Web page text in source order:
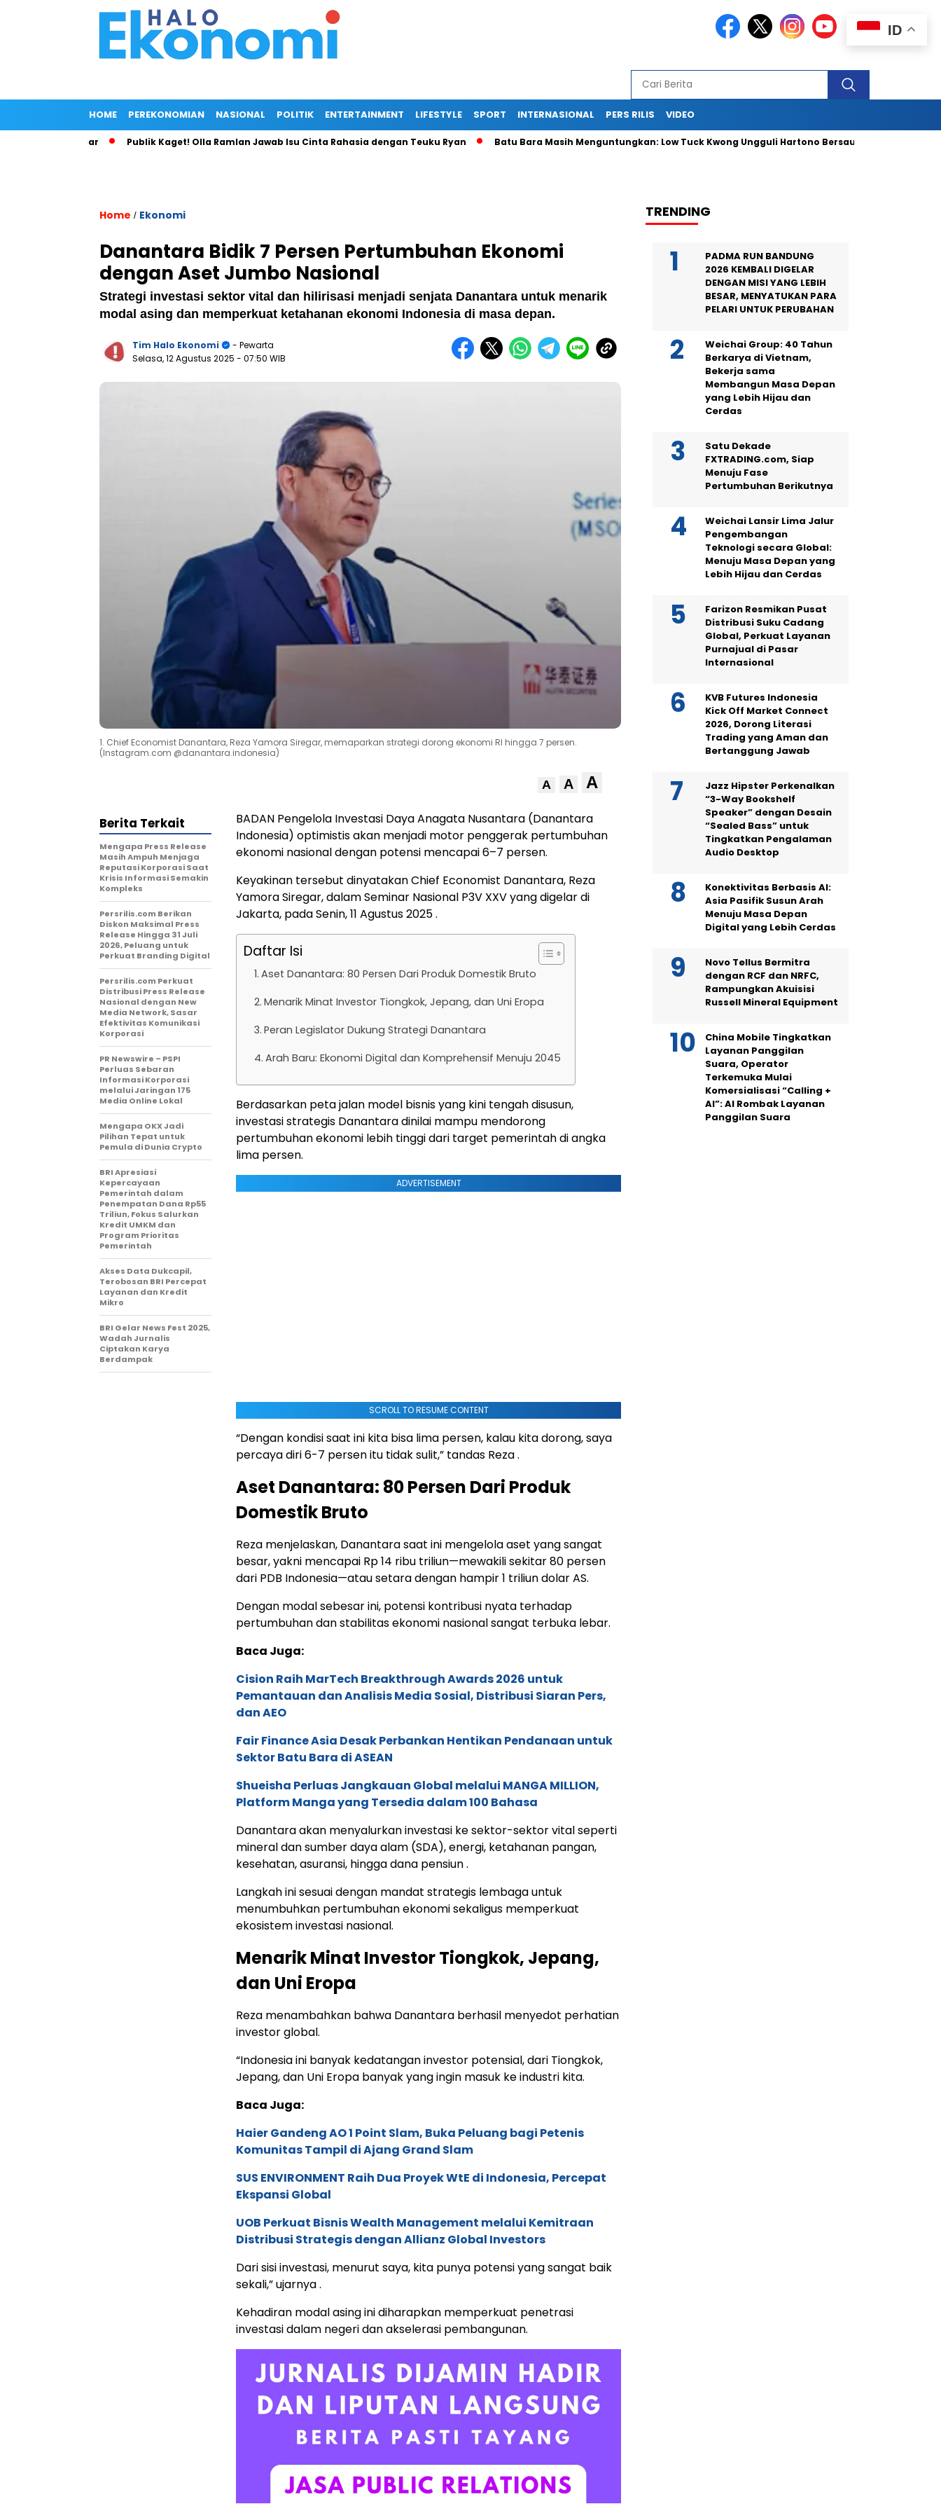
HOME PEREKONOMIAN NASIONAL POLITIK ENTERTAINMENT LIFESTYLE SPORT INTERNASIONAL PERS RILIS VIDEO
Publik Kaget! Olla Ramlan Jawab Isu Cinta Rahasia dengan Teuku Ryan Batu Bara Masih Menguntungkan: Low Tuck Kwong Ungguli Hartono Bersaudara
Home / Ekonomi
Danantara Bidik 7 Persen Pertumbuhan Ekonomi
dengan Aset Jumbo Nasional
Strategi investasi sektor vital dan hilirisasi menjadi senjata Danantara untuk menarik
modal asing dan memperkuat ketahanan ekonomi Indonesia di masa depan.
Tim Halo Ekonomi
- Pewarta
Selasa, 12 Agustus 2025 - 07:50 WIB
1. Chief Economist Danantara, Reza Yamora Siregar, memaparkan strategi dorong ekonomi RI hingga 7 persen.
(Instagram.com @danantara.indonesia)
A A A
BADAN Pengelola Investasi Daya Anagata Nusantara (Danantara
Indonesia) optimistis akan menjadi motor penggerak pertumbuhan
ekonomi nasional dengan potensi mencapai 6–7 persen.
Keyakinan tersebut dinyatakan Chief Economist Danantara, Reza
Yamora Siregar, dalam Seminar Nasional P3V XXV yang digelar di
Jakarta, pada Senin, 11 Agustus 2025 .
Daftar Isi
Aset Danantara: 80 Persen Dari Produk Domestik Bruto
Menarik Minat Investor Tiongkok, Jepang, dan Uni Eropa
Peran Legislator Dukung Strategi Danantara
Arah Baru: Ekonomi Digital dan Komprehensif Menuju 2045
Berdasarkan peta jalan model bisnis yang kini tengah disusun,
investasi strategis Danantara dinilai mampu mendorong
pertumbuhan ekonomi lebih tinggi dari target pemerintah di angka
lima persen.
ADVERTISEMENT
SCROLL TO RESUME CONTENT
“Dengan kondisi saat ini kita bisa lima persen, kalau kita dorong, saya
percaya diri 6-7 persen itu tidak sulit,” tandas Reza .
Aset Danantara: 80 Persen Dari Produk
Domestik Bruto
Reza menjelaskan, Danantara saat ini mengelola aset yang sangat
besar, yakni mencapai Rp 14 ribu triliun—mewakili sekitar 80 persen
dari PDB Indonesia—atau setara dengan hampir 1 triliun dolar AS.
Dengan modal sebesar ini, potensi kontribusi nyata terhadap
pertumbuhan dan stabilitas ekonomi nasional sangat terbuka lebar.
Baca Juga:
Cision Raih MarTech Breakthrough Awards 2026 untuk
Pemantauan dan Analisis Media Sosial, Distribusi Siaran Pers,
dan AEO
Fair Finance Asia Desak Perbankan Hentikan Pendanaan untuk
Sektor Batu Bara di ASEAN
Shueisha Perluas Jangkauan Global melalui MANGA MILLION,
Platform Manga yang Tersedia dalam 100 Bahasa
Danantara akan menyalurkan investasi ke sektor-sektor vital seperti
mineral dan sumber daya alam (SDA), energi, ketahanan pangan,
kesehatan, asuransi, hingga dana pensiun .
Langkah ini sesuai dengan mandat strategis lembaga untuk
menumbuhkan pertumbuhan ekonomi sekaligus memperkuat
ekosistem investasi nasional.
Menarik Minat Investor Tiongkok, Jepang,
dan Uni Eropa
Reza menambahkan bahwa Danantara berhasil menyedot perhatian
investor global.
“Indonesia ini banyak kedatangan investor potensial, dari Tiongkok,
Jepang, dan Uni Eropa banyak yang ingin masuk ke industri kita.
Baca Juga:
Haier Gandeng AO 1 Point Slam, Buka Peluang bagi Petenis
Komunitas Tampil di Ajang Grand Slam
SUS ENVIRONMENT Raih Dua Proyek WtE di Indonesia, Percepat
Ekspansi Global
UOB Perkuat Bisnis Wealth Management melalui Kemitraan
Distribusi Strategis dengan Allianz Global Investors
Dari sisi investasi, menurut saya, kita punya potensi yang sangat baik
sekali,” ujarnya .
Kehadiran modal asing ini diharapkan memperkuat penetrasi
investasi dalam negeri dan akselerasi pembangunan.
Berita Terkait
Mengapa Press Release
Masih Ampuh Menjaga
Reputasi Korporasi Saat
Krisis Informasi Semakin
Kompleks
Persrilis.com Berikan
Diskon Maksimal Press
Release Hingga 31 Juli
2026, Peluang untuk
Perkuat Branding Digital
Persrilis.com Perkuat
Distribusi Press Release
Nasional dengan New
Media Network, Sasar
Efektivitas Komunikasi
Korporasi
PR Newswire – PSPI
Perluas Sebaran
Informasi Korporasi
melalui Jaringan 175
Media Online Lokal
Mengapa OKX Jadi
Pilihan Tepat untuk
Pemula di Dunia Crypto
BRI Apresiasi
Kepercayaan
Pemerintah dalam
Penempatan Dana Rp55
Triliun, Fokus Salurkan
Kredit UMKM dan
Program Prioritas
Pemerintah
Akses Data Dukcapil,
Terobosan BRI Percepat
Layanan dan Kredit
Mikro
BRI Gelar News Fest 2025,
Wadah Jurnalis
Ciptakan Karya
Berdampak
TRENDING
PADMA RUN BANDUNG
2026 KEMBALI DIGELAR
DENGAN MISI YANG LEBIH
BESAR, MENYATUKAN PARA
PELARI UNTUK PERUBAHAN
Weichai Group: 40 Tahun
Berkarya di Vietnam,
Bekerja sama
Membangun Masa Depan
yang Lebih Hijau dan
Cerdas
Satu Dekade
FXTRADING.com, Siap
Menuju Fase
Pertumbuhan Berikutnya
Weichai Lansir Lima Jalur
Pengembangan
Teknologi secara Global:
Menuju Masa Depan yang
Lebih Hijau dan Cerdas
Farizon Resmikan Pusat
Distribusi Suku Cadang
Global, Perkuat Layanan
Purnajual di Pasar
Internasional
KVB Futures Indonesia
Kick Off Market Connect
2026, Dorong Literasi
Trading yang Aman dan
Bertanggung Jawab
Jazz Hipster Perkenalkan
“3-Way Bookshelf
Speaker” dengan Desain
“Sealed Bass” untuk
Tingkatkan Pengalaman
Audio Desktop
Konektivitas Berbasis AI:
Asia Pasifik Susun Arah
Menuju Masa Depan
Digital yang Lebih Cerdas
Novo Tellus Bermitra
dengan RCF dan NRFC,
Rampungkan Akuisisi
Russell Mineral Equipment
China Mobile Tingkatkan
Layanan Panggilan
Suara, Operator
Terkemuka Mulai
Komersialisasi “Calling +
AI”: AI Rombak Layanan
Panggilan Suara
ID